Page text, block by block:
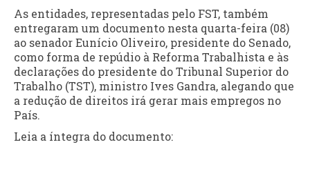
As entidades, representadas pelo FST, também
entregaram um documento nesta quarta-feira (08)
ao senador Eunício Oliveiro, presidente do Senado,
como forma de repúdio à Reforma Trabalhista e às
declarações do presidente do Tribunal Superior do
Trabalho (TST), ministro Ives Gandra, alegando que
a redução de direitos irá gerar mais empregos no
País.
Leia a íntegra do documento: